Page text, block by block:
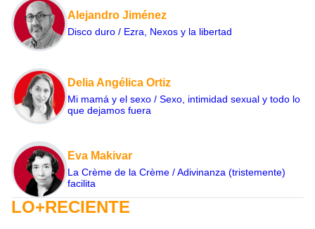
Alejandro Jiménez
Disco duro / Ezra, Nexos y la libertad
Delia Angélica Ortiz
Mi mamá y el sexo / Sexo, intimidad sexual y todo lo
que dejamos fuera
Eva Makivar
La Crème de la Crème / Adivinanza (tristemente)
facilita
LO+RECIENTE